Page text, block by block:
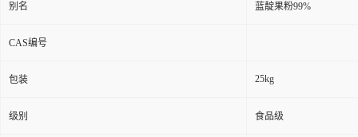
别名 蓝靛果粉99%
CAS编号
包装 25kg
级别 食品级